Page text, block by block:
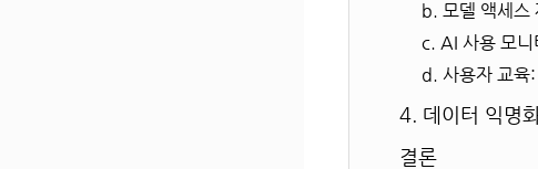
b. 모델 액세스
c. AI 사용 모니
d. 사용자 교육:
4. 데이터 익명
결론